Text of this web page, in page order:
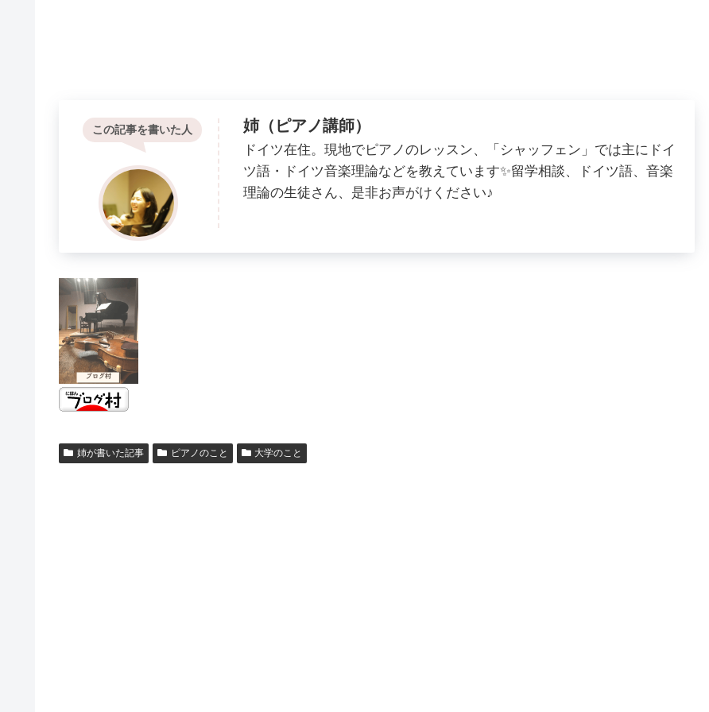
この記事を書いた人 姉（ピアノ講師）
ドイツ在住。現地でピアノのレッスン、「シャッフェン」では主にドイ
ツ語・ドイツ音楽理論などを教えています✨留学相談、ドイツ語、音楽
理論の生徒さん、是非お声がけください♪
姉が書いた記事 ピアノのこと 大学のこと